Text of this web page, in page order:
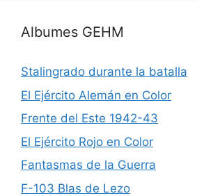
Albumes GEHM
Stalingrado durante la batalla
El Ejército Alemán en Color
Frente del Este 1942-43
El Ejército Rojo en Color
Fantasmas de la Guerra
F-103 Blas de Lezo